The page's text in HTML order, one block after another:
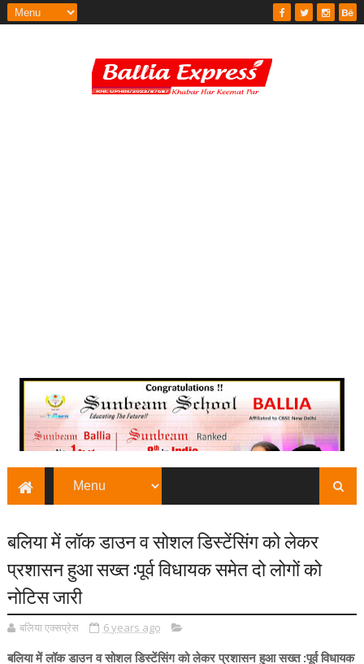
बलिया में लॉक डाउन व सोशल डिस्टेंसिंग को लेकर
प्रशासन हुआ सख्त :पूर्व विधायक समेत दो लोगों को
नोटिस जारी
बलिया एक्सप्रेस 6 years ago
बलिया में लॉक डाउन व सोशल डिस्टेंसिंग को लेकर प्रशासन हुआ सख्त :पूर्व विधायक